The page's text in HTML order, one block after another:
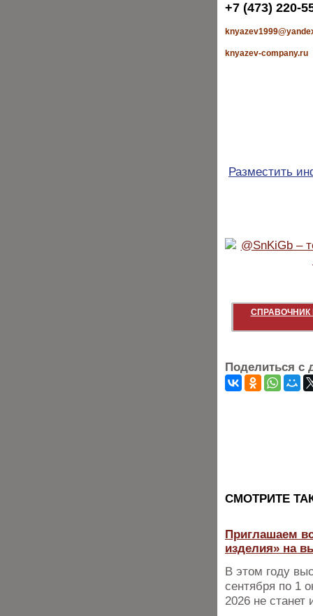
+7 (473) 220-
knyazev-company.ru
Разместить
СПРАВОЧНИК
Поделиться с
CМОТРИТЕ
Приглашаем
изделия» на
В этом году
сентября по 1
2026 не